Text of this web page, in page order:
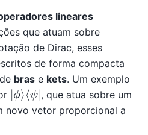
lineares
que atuam sobre
de Dirac, esses
de forma compacta
bras e kets. Um exemplo
| ϕ⟩
⟨ ψ |
, que atua sobre um
novo vetor proporcional a